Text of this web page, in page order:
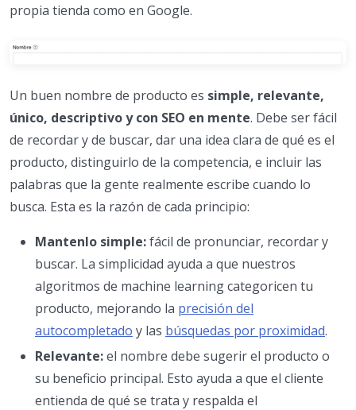
propia tienda como en Google.
Un buen nombre de producto es simple, relevante,
único, descriptivo y con SEO en mente. Debe ser fácil
de recordar y de buscar, dar una idea clara de qué es el
producto, distinguirlo de la competencia, e incluir las
palabras que la gente realmente escribe cuando lo
busca. Esta es la razón de cada principio:
Mantenlo simple:fácil de pronunciar, recordar y
buscar. La simplicidad ayuda a que nuestros
algoritmos de machine learning categoricen tu
producto, mejorando la precisión del
autocompletado y las búsquedas por proximidad.
Relevante:el nombre debe sugerir el producto o
su beneficio principal. Esto ayuda a que el cliente
entienda de qué se trata y respalda el